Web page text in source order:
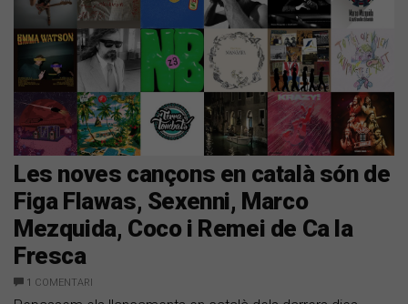
Les noves cançons en català són de
Figa Flawas, Sexenni, Marco
Mezquida, Coco i Remei de Ca la
Fresca
1 COMENTARI